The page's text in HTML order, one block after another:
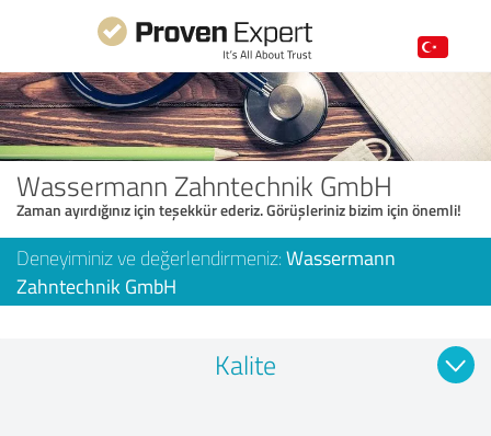
Wassermann Zahntechnik GmbH
Zaman ayırdığınız için teşekkür ederiz. Görüşleriniz bizim için önemli!
Deneyiminiz ve değerlendirmeniz: Wassermann
Zahntechnik GmbH
Kalite